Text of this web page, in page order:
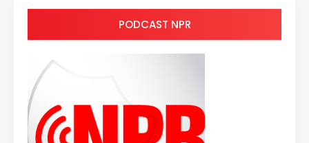
PODCAST NPR